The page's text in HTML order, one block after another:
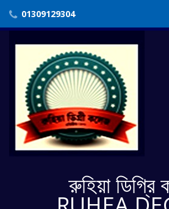
01309129304
রুহিয়া